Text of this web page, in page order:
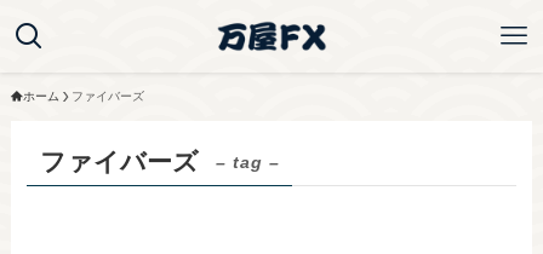
ホーム ファイバーズ
ファイバーズ – tag –